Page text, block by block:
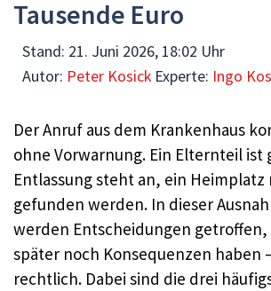
Tausende Euro
Stand: 21. Juni 2026, 18:02 Uhr
Autor: Peter Kosick Experte: Ingo
Der Anruf aus dem Krankenhaus
ohne Vorwarnung. Ein Elternteil ist
Entlassung steht an, ein Heimplatz
gefunden werden. In dieser
werden Entscheidungen getroffen,
später noch Konsequenzen haben
rechtlich. Dabei sind die drei